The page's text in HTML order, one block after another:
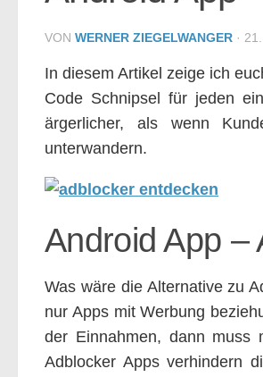
VON WERNER ZIEGELWANGER ·
In diesem Artikel zeige ich
Code Schnipsel für jeden
ärgerlicher, als wenn
unterwandern.
Android App –
Was wäre die Alternative zu
nur Apps mit Werbung
der Einnahmen, dann muss
Adblocker Apps verhindern